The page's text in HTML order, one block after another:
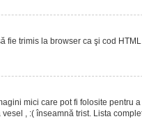
fie trimis la browser ca şi cod
mici care pot fi folosite pentru
, :( înseamnă trist. Lista